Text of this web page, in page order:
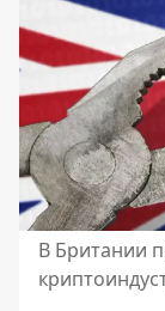
В Британии